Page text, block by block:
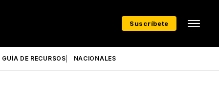
Suscríbete
GUÍA DE RECURSOS NACIONALES